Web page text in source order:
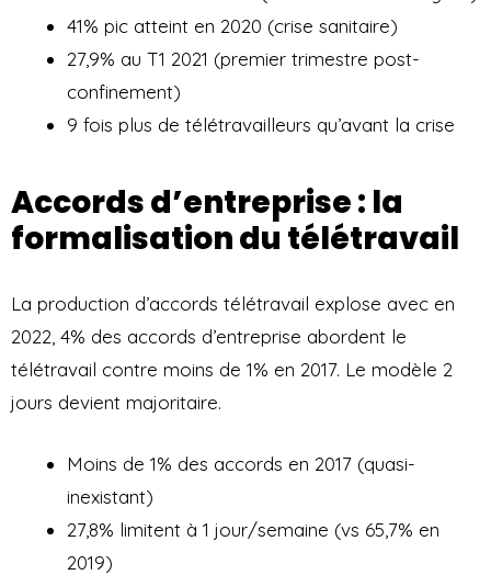
41% pic atteint en 2020 (crise sanitaire)
27,9% au T1 2021 (premier trimestre post-
confinement)
9 fois plus de télétravailleurs qu’avant la crise
Accords d’entreprise : la
formalisation du télétravail
La production d’accords télétravail explose avec en
2022, 4% des accords d’entreprise abordent le
télétravail contre moins de 1% en 2017. Le modèle 2
jours devient majoritaire.
Moins de 1% des accords en 2017 (quasi-
inexistant)
27,8% limitent à 1 jour/semaine (vs 65,7% en
2019)